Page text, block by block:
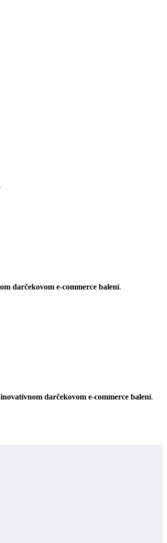
darčekovom e-commerce balení.
inovatívnom darčekovom e-commerce balení.